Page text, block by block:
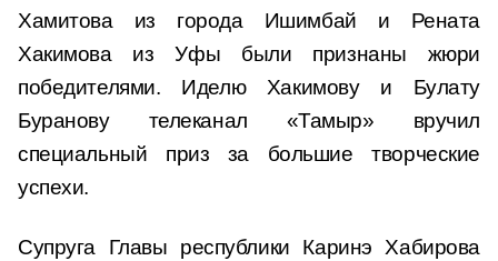
Хамитова из города Ишимбай и Рената
Хакимова из Уфы были признаны жюри
победителями. Иделю Хакимову и Булату
Буранову телеканал «Тамыр» вручил
специальный приз за большие творческие
успехи.
Супруга Главы республики Каринэ Хабирова